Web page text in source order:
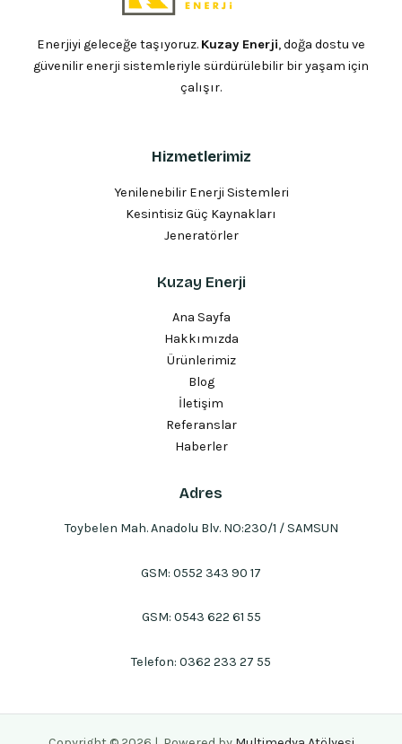
Enerjiyi geleceğe taşıyoruz. Kuzay Enerji, doğa dostu ve
güvenilir enerji sistemleriyle sürdürülebilir bir yaşam için
çalışır.
Hizmetlerimiz
Yenilenebilir Enerji Sistemleri
Kesintisiz Güç Kaynakları
Jeneratörler
Kuzay Enerji
Ana Sayfa
Hakkımızda
Ürünlerimiz
Blog
İletişim
Referanslar
Haberler
Adres
Toybelen Mah. Anadolu Blv. NO:230/1 / SAMSUN
GSM: 0552 343 90 17
GSM: 0543 622 61 55
Telefon: 0362 233 27 55